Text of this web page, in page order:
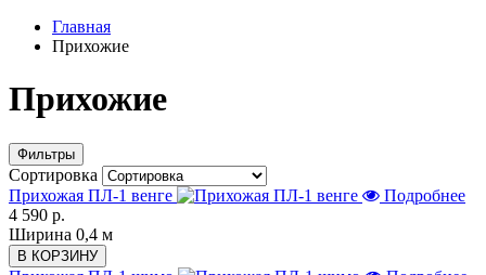
Главная
Прихожие
Прихожие
Фильтры
Сортировка
Прихожая ПЛ-1 венге
Подробнее
4 590 р.
Ширина 0,4 м
В КОРЗИНУ